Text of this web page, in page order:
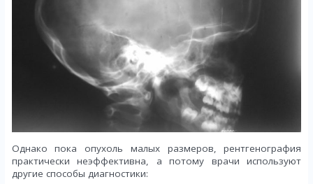
Однако пока опухоль малых размеров, рентгенография
практически неэффективна, а потому врачи используют
другие способы диагностики: